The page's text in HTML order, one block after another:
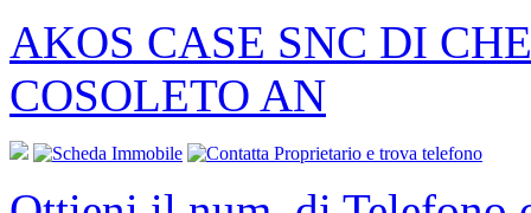
AKOS CASE SNC DI
COSOLETO AN